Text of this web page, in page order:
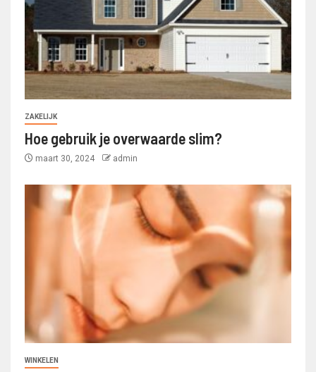
ZAKELIJK
Hoe gebruik je overwaarde slim?
maart 30, 2024 admin
WINKELEN